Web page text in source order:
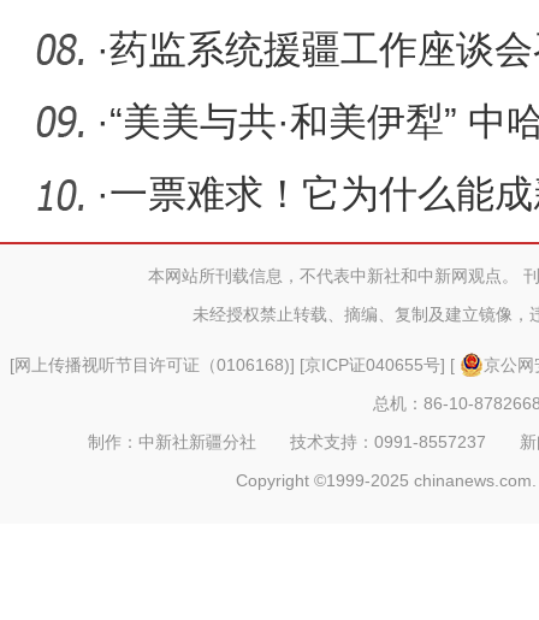
乐》引关注
·药监系统援疆工作座谈
·“美美与共·和美伊犁” 中
宁市
·一票难求！它为什么能
板”？
本网站所刊载信息，不代表中新社和中新网观点。
未经授权禁止转载、摘编、复制及建立镜像，
[网上传播视听节目许可证（0106168)] [京ICP证040655号] [
京公
总机：86-10-
制作：中新社新疆分社 技术支持：0991-8557237
Copyright ©1999-2025